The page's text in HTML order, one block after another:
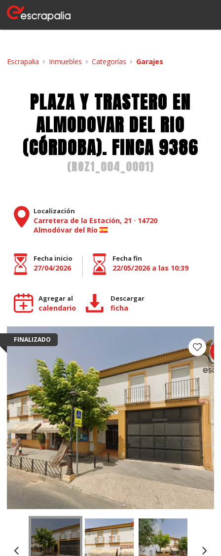
Escrapalia Inmuebles Categorías Garajes
PLAZA Y TRASTERO EN
ALMODOVAR DEL RIO
(CÓRDOBA). FINCA 9386
(ROZ1_004_0001)
Localización
Carretera de la Estación, 21 · 14720
Almodóvar del Río
Fecha inicio
27/04/2026
Fecha fin
22/05/2026 a las 10:39
Agregar al
calendario
Descargar
ficha
FINALIZADO